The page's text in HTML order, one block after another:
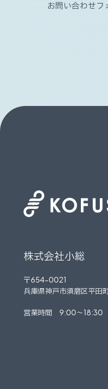
お問い合わせフ
株式会社小総
〒654-0021
兵庫県神戸市須磨区平田
営業時間 9:00～18:30